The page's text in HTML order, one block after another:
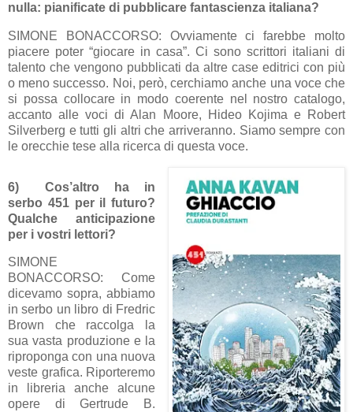
nulla: pianificate di pubblicare fantascienza italiana?
SIMONE BONACCORSO: Ovviamente ci farebbe molto
piacere poter “giocare in casa”. Ci sono scrittori italiani di
talento che vengono pubblicati da altre case editrici con più
o meno successo. Noi, però, cerchiamo anche una voce che
si possa collocare in modo coerente nel nostro catalogo,
accanto alle voci di Alan Moore, Hideo Kojima e Robert
Silverberg e tutti gli altri che arriveranno. Siamo sempre con
le orecchie tese alla ricerca di questa voce.
6)
Cos’altro ha in
serbo 451 per il futuro?
Qualche anticipazione
per i vostri lettori?
SIMONE
BONACCORSO: Come
dicevamo sopra, abbiamo
in serbo un libro di Fredric
Brown che raccolga la
sua vasta produzione e la
riproponga con una nuova
veste grafica. Riporteremo
in libreria anche alcune
opere di Gertrude B.